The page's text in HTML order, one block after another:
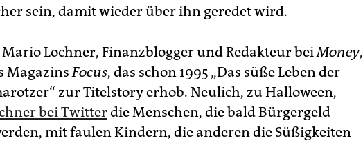
sein, damit wieder über ihn geredet wird.
Mario Lochner, Finanzblogger und Redakteur beiMoney,
MagazinsFocus, das schon 1995 „Das süße Leben der
zur Titelstory erhob. Neulich, zu Halloween,
bei Twitterdie Menschen, die bald Bürgergeld
mit faulen Kindern, die anderen die Süßigkeiten